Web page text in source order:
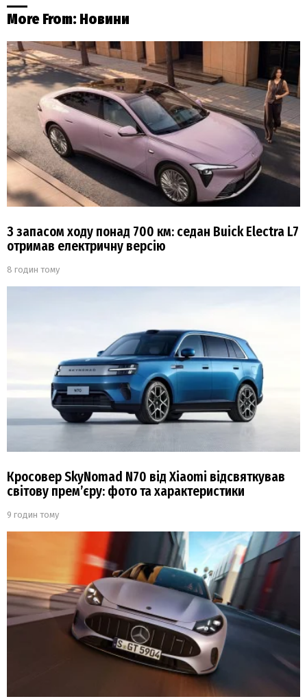
More From: Новини
З запасом ходу понад 700 км: седан Buick Electra L7
отримав електричну версію
8 годин тому
Кросовер SkyNomad N70 від Xiaomi відсвяткував
світову прем’єру: фото та характеристики
9 годин тому